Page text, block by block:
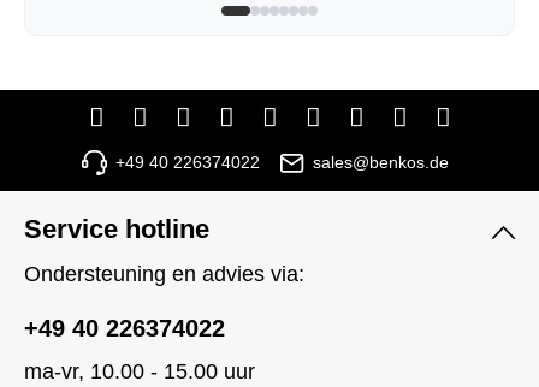
+49 40 226374022 sales@benkos.de
Service hotline
Ondersteuning en advies via:
+49 40 226374022
ma-vr, 10.00 - 15.00 uur